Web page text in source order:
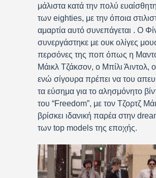
μάλιστα κατά την πολύ
των eighties, με την όποια
αμαρτία αυτό συνεπάγεται . Ο
συνεργάστηκε με ουκ ολίγες
περσόνες της ποπ όπως η
Μάικλ Τζάκσον, o Μπίλι Άιντολ, o
ενώ σίγουρα πρέπει να του
τα εύσημα για το αλησμόνητο
του “Freedom”, με τον Τζορτζ
βρίσκει ιδανική παρέα στην
των top models της εποχής.